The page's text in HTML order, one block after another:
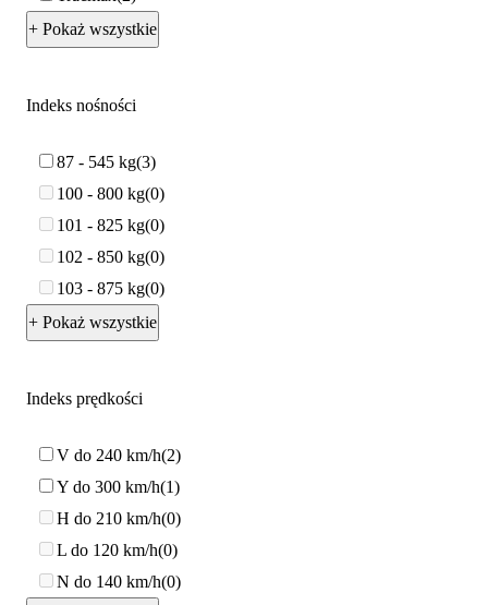
+ Pokaż wszystkie
Indeks nośności
87 - 545 kg 3
100 - 800 kg 0
101 - 825 kg 0
102 - 850 kg 0
103 - 875 kg 0
+ Pokaż wszystkie
Indeks prędkości
V do 240 km/h 2
Y do 300 km/h 1
H do 210 km/h 0
L do 120 km/h 0
N do 140 km/h 0